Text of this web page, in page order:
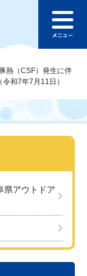
ュ
豚熱（CSF）発生に伴
和7年7月11日）
県アウトドア